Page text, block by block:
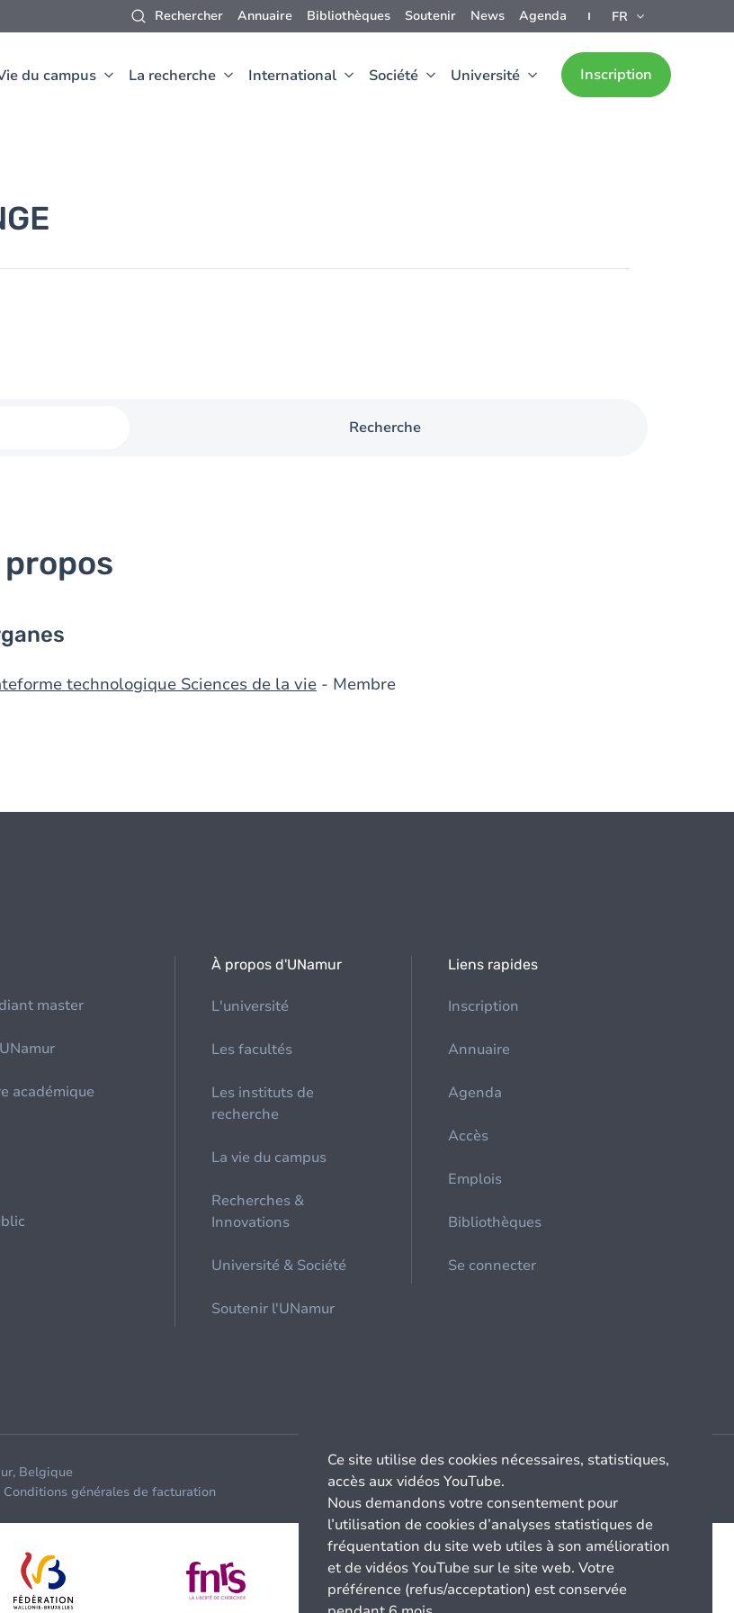
Rechercher Annuaire Bibliothèques Soutenir News Agenda FR
du campus La recherche International Société Université Inscription
Recherche
propos
technologique Sciences de la vie - Membre
master
académique
À propos d'UNamur
L'université
Les facultés
Les instituts de
recherche
La vie du campus
Recherches &
Innovations
Université & Société
Soutenir l'UNamur
Liens rapides
Inscription
Annuaire
Agenda
Accès
Emplois
Bibliothèques
Se connecter
Belgique
Conditions générales de facturation
Ce site utilise des cookies nécessaires, statistiques,
accès aux vidéos YouTube.
Nous demandons votre consentement pour
l’utilisation de cookies d’analyses statistiques de
fréquentation du site web utiles à son amélioration
et de vidéos YouTube sur le site web. Votre
préférence (refus/acceptation) est conservée